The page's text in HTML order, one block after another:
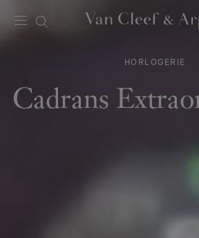
de
Cleef
&
HORLOGERIE
Cadrans